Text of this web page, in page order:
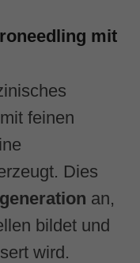
mit
feinen
Dies
an,
bildet und
wird.